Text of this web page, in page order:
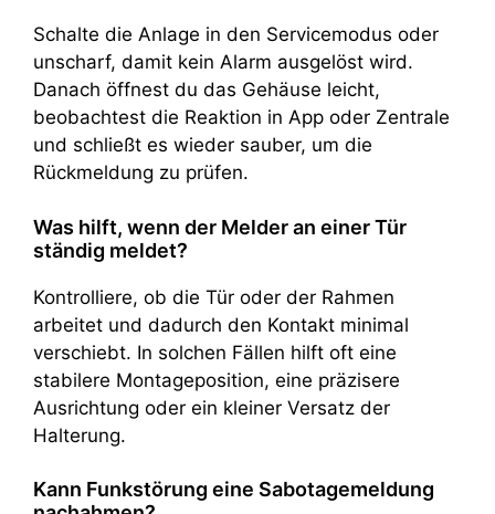
Schalte die Anlage in den Servicemodus oder
unscharf, damit kein Alarm ausgelöst wird.
Danach öffnest du das Gehäuse leicht,
beobachtest die Reaktion in App oder Zentrale
und schließt es wieder sauber, um die
Rückmeldung zu prüfen.
Was hilft, wenn der Melder an einer Tür
ständig meldet?
Kontrolliere, ob die Tür oder der Rahmen
arbeitet und dadurch den Kontakt minimal
verschiebt. In solchen Fällen hilft oft eine
stabilere Montageposition, eine präzisere
Ausrichtung oder ein kleiner Versatz der
Halterung.
Kann Funkstörung eine Sabotagemeldung